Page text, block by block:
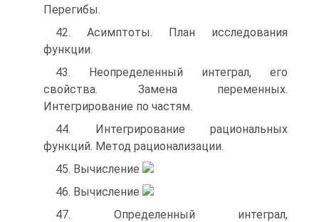
Перегибы.
42. Асимптоты. План исследования
функции.
43. Неопределенный интеграл, его
свойства. Замена переменных.
Интегрирование по частям.
44. Интегрирование рациональных
функций. Метод рационализации.
45. Вычисление
46. Вычисление
47. Определенный интеграл,